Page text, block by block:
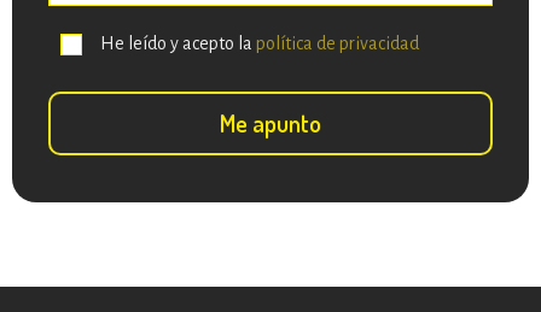
He leído y acepto la política de privacidad